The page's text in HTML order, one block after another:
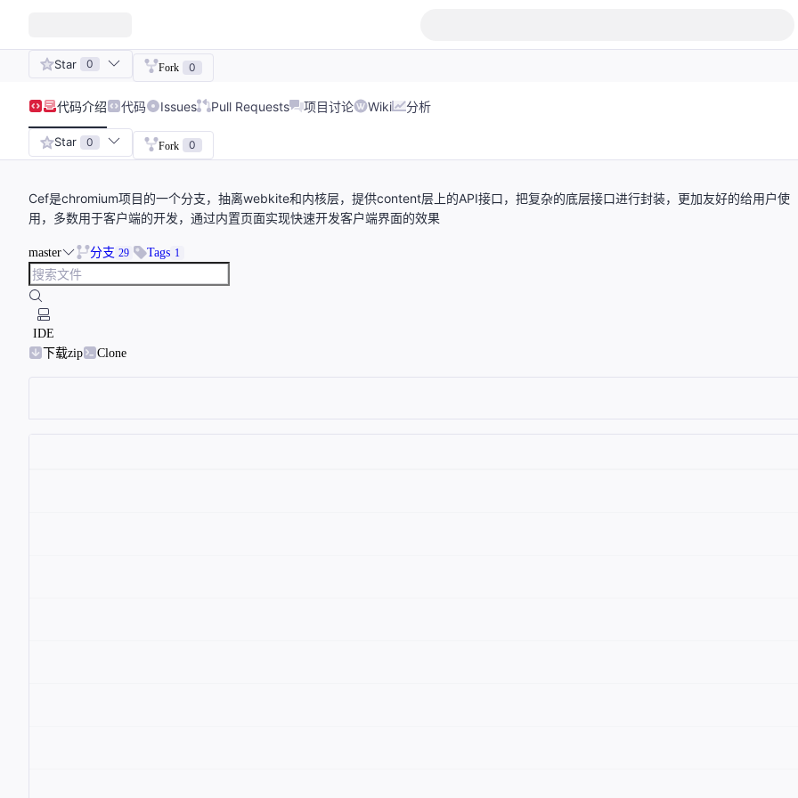
Star 0 Fork 0
代码介绍 代码 Issues Pull Requests 项目讨论 Wiki 分析
Star 0 Fork 0
Cef是chromium项目的一个分支，抽离webkite和内核层，提供content层上的API接口，把复杂的底层接口进行封装，更加友好的给用户使
用，多数用于客户端的开发，通过内置页面实现快速开发客户端界面的效果
master 分支 29 Tags 1
IDE
下载zip
Clone